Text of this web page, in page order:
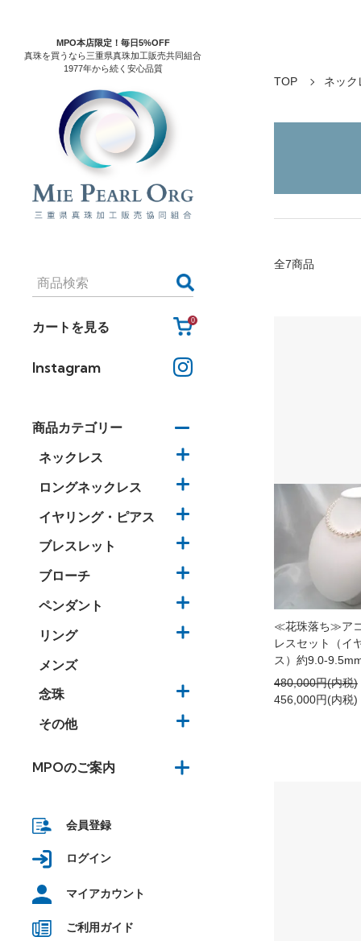
MPO本店限定！毎日5%OFF
真珠を買うなら三重県真珠加工販売共同組合
1977年から続く安心品質
カートを見る 0
Instagram
商品カテゴリー
ネックレス
ロングネックレス
イヤリング・ピアス
ブレスレット
ブローチ
ペンダント
リング
メンズ
念珠
その他
MPOのご案内
会員登録
ログイン
マイアカウント
ご利用ガイド
TOP ネック
全7商品
≪花珠落ち≫ア
レスセット（イ
ス）約9.0-
480,000円(内税)
456,000円(内税)